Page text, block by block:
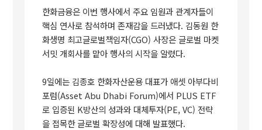
한화금융은 이번 행사에서 주요 임원과 관계자들이
핵심 연사로 참석하며 존재감을 드러냈다. 김동원 한
화생명 최고글로벌책임자(CGO) 사장은 글로벌 마켓
서밋 개회사를 맡아 행사의 시작을 알렸다.
9일에는 김종호 한화자산운용 대표가 애셋 아부다비
포럼(Asset Abu Dhabi Forum)에서 PLUS ETF
로 입증된 K방산의 성과와 대체투자(PE, VC) 전략
을 접목한 글로벌 확장성에 대해 발표했다.